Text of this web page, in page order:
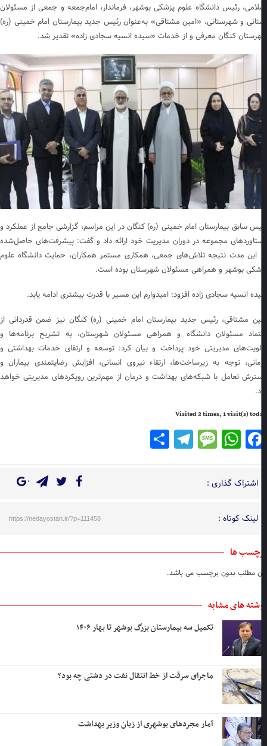
رئیس دانشگاه علوم پزشکی بوشهر، فرماندار، امام‌جمعه و جمعی از مسئولان
و شهرستانی، «امین مشتاقی» به‌عنوان رئیس جدید بیمارستان امام خمینی (ره)
کنگان معرفی و از خدمات «سیده انسیه سجادی زاده» تقدیر شد.
سابق بیمارستان امام خمینی (ره) کنگان در این مراسم، گزارشی جامع از عملکرد و
مجموعه در دوران مدیریت خود ارائه داد و گفت: پیشرفت‌های حاصل‌شده
این مدت نتیجه تلاش‌های جمعی، همکاری مستمر همکاران، حمایت دانشگاه علوم
بوشهر و همراهی مسئولان شهرستان بوده است.
انسیه سجادی زاده افزود: امیدوارم این مسیر با قدرت بیشتری ادامه یابد.
مشتاقی، رئیس جدید بیمارستان امام خمینی (ره) کنگان نیز ضمن قدردانی از
مسئولان دانشگاه و همراهی مسئولان شهرستان، به تشریح برنامه‌ها و
مدیریتی خود پرداخت و بیان کرد: توسعه و ارتقای خدمات بهداشتی و
توجه به زیرساخت‌ها، ارتقاء نیروی انسانی، افزایش رضایتمندی بیماران و
تعامل با شبکه‌های بهداشت و درمان از مهم‌ترین رویکردهای مدیریتی خواهد
Visited 2 times, 1 visit(s)
Facebook
WhatsApp
Message
Telegram
Share
اشتراک گذاری :
لینک کوتاه : https://nedayostan.ir/?p=111458
ها
مطلب بدون برچسب می باشد.
های مشابه
تکمیل سه بیمارستان بزرگ بوشهر تا بهار ۱۴۰۶
ماجرای سرقت از خط انتقال نفت در دشتی چه بود؟
آمار مجردهای بوشهری از زبان وزیر بهداشت